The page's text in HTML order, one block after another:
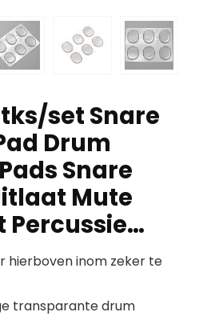
set Snare
Drum
Snare
Mute
hierboven inom zeker te
transparante drum